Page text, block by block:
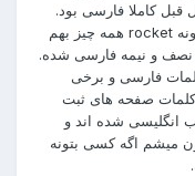
کاملا فارسی بود.
ولی بعد از clear cash کردن افزونه rocket همه چیز بهم
و نیمه فارسی شده.
فارسی و برخی
کلمات صفحه های ثبت
انگلیسی شده اند و
میشم اگه کسی بتونه